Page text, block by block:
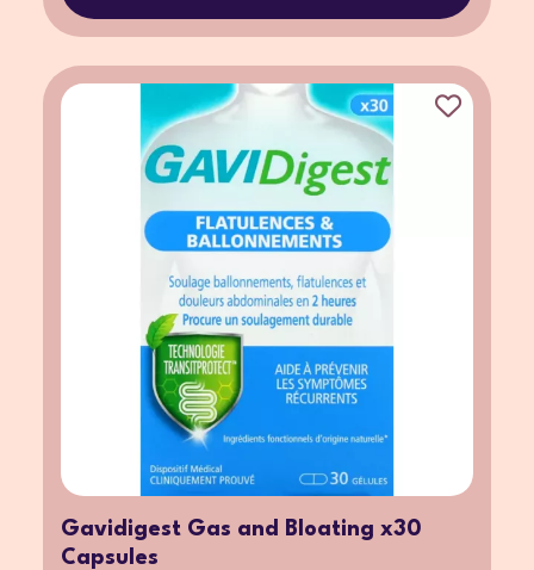
Gavidigest Gas and Bloating x30
Capsules